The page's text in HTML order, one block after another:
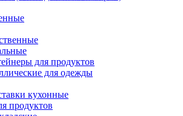
для продуктов
для одежды
кухонные
продуктов